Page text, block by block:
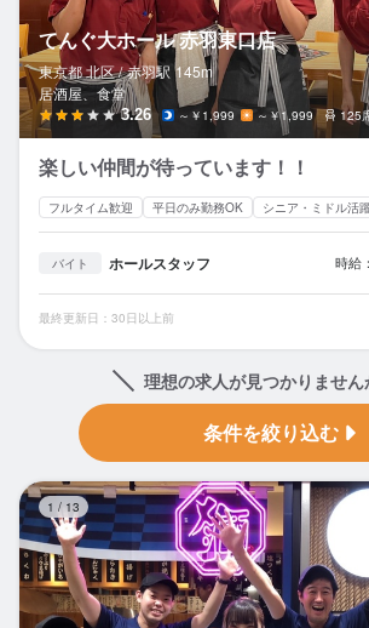
てんぐ大ホール 赤羽東口店
東京都 北区 / 赤羽駅 145m
居酒屋、食堂
3.26 ～￥1,999 ～￥1,999 125
楽しい仲間が待っています！！
フルタイム歓迎 平日のみ勤務OK シニア・ミドル活
バイト ホールスタッフ 時給：
最終更新日：30日以上前
理想の求人が見つかりません
条件を絞り込む
1 / 13